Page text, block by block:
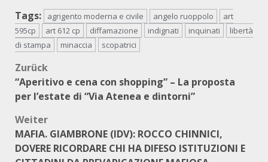
Tags: agrigento moderna e civile angelo ruoppolo
art
595cp
art 612 cp diffamazione indignati inquinati
libertà
di stampa
minaccia scopatrici
Beitragsnavigation
Zurück
“Aperitivo e cena con shopping” – La proposta
per l’estate di “Via Atenea e dintorni”
Weiter
MAFIA. GIAMBRONE (IDV): ROCCO CHINNICI,
DOVERE RICORDARE CHI HA DIFESO ISTITUZIONI E